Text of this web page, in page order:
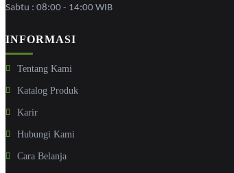
Sabtu : 08:00 - 14:00 WIB
INFORMASI
Tentang Kami
Katalog Produk
Karir
Hubungi Kami
Cara Belanja